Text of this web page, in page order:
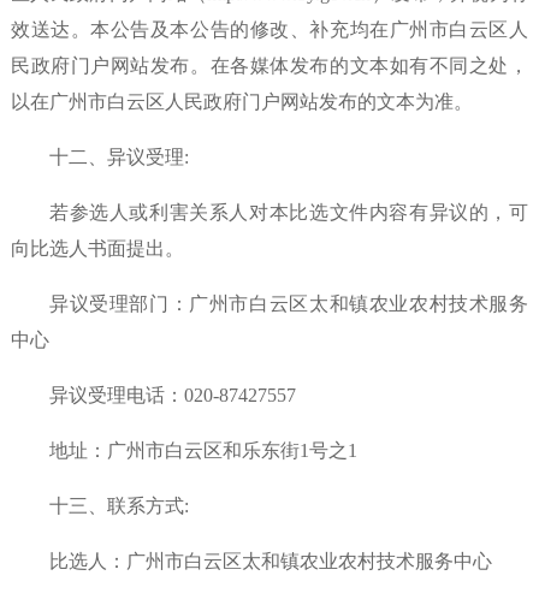
效送达。本公告及本公告的修改、补充均在广州市白云区人
民政府门户网站发布。在各媒体发布的文本如有不同之处，
以在广州市白云区人民政府门户网站发布的文本为准。
十二、异议受理:
若参选人或利害关系人对本比选文件内容有异议的，可
向比选人书面提出。
异议受理部门： 广州市白云区太和镇农业农村技术服务
中心
异议受理电话：020-87427557
地址： 广州市白云区和乐东街1号之1
十三、联系方式:
比选人： 广州市白云区太和镇农业农村技术服务中心